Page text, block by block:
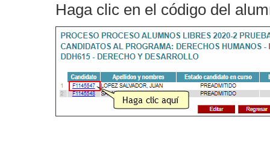
Haga clic en el código del